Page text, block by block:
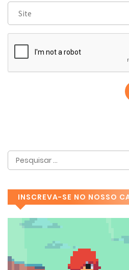
INSCREVA-SE NO NOSSO